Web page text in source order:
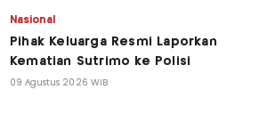
Nasional
Pihak Keluarga Resmi Laporkan
Kematian Sutrimo ke Polisi
09 Agustus 2026 WIB